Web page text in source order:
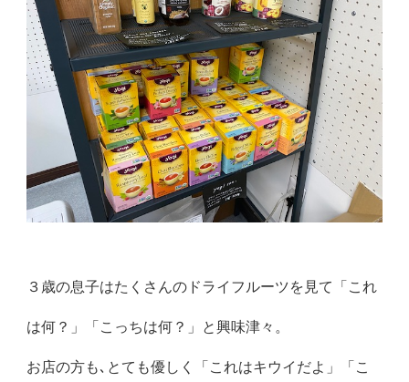
３歳の息子はたくさんのドライフルーツを見て「これ
は何？」「こっちは何？」と興味津々。
お店の方も､とても優しく「これはキウイだよ」「こ